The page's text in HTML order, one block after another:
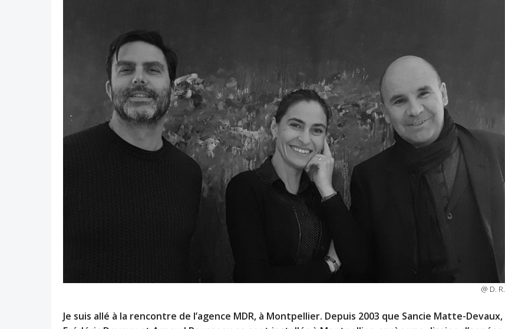
@ D. R.
Je suis allé à la rencontre de l’agence MDR, à Montpellier. Depuis 2003 que Sancie Matte-Devaux,